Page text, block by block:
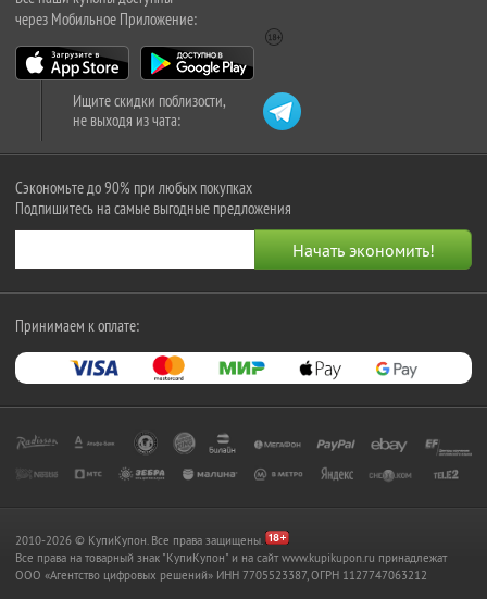
через Мобильное Приложение:
Ищите скидки поблизости,
не выходя из чата:
Сэкономьте до 90% при любых покупках
Подпишитесь на самые выгодные предложения
Принимаем к оплате:
2010-2026 © КупиКупон. Все права защищены.
Все права на товарный знак "КупиКупон" и на сайт www.kupikupon.ru принадлежат
OOO «Агентство цифровых решений» ИНН 7705523387, ОГРН 1127747063212